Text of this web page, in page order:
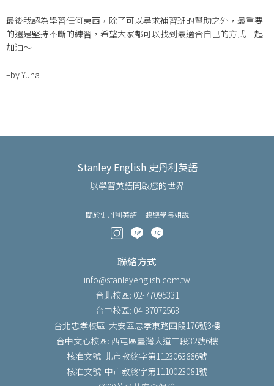
最後我認為學習任何東西，除了可以尋求補習班的幫助之外，最重要
的還是堅持不斷的練習，希望大家都可以找到最適合自己的方式一起
加油～
–by Yuna
Stanley English 史丹利英語
以學習英語開啟您的世界
關於史丹利英語 聽聽學長姐說
聯絡方式
info@stanleyenglish.com.tw
台北校區: 02-77095331
台中校區: 04-37072563
台北忠孝校區: 大安區忠孝東路四段176號3樓
台中文心校區: 西屯區臺灣大道三段32號6樓
核准文號: 北市教終字第1123063886號
核准文號: 中市教終字第1110023081號